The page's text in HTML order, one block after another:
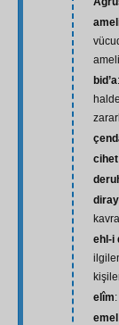
bid’a
cihet
ehl-i
elîm
emel